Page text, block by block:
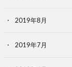
2019年8月
2019年7月